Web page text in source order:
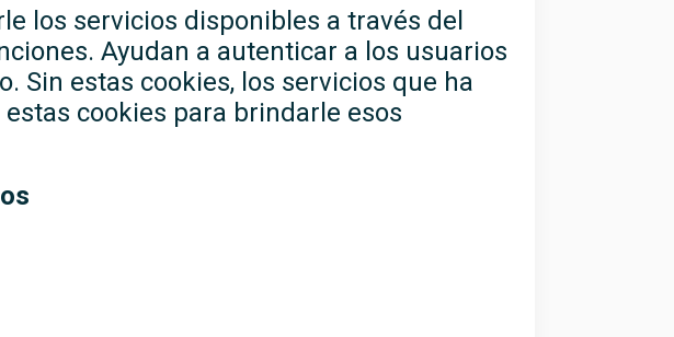
los servicios disponibles a través del
Ayudan a autenticar a los usuarios
Sin estas cookies, los servicios que ha
cookies para brindarle esos